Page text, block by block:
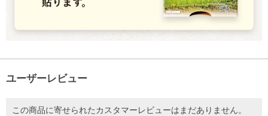
ユーザーレビュー
この商品に寄せられたカスタマーレビューはまだありません。